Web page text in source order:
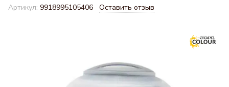
Артикул: 9918995105406 Оставить отзыв